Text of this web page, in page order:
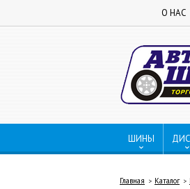
О НАС
ШИНЫ
Главная Каталог